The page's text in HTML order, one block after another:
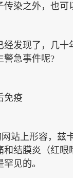
染之外，也可
经发现了，几十
警急事件呢?
免疫
站上形容，兹
和结膜炎（红
见的。